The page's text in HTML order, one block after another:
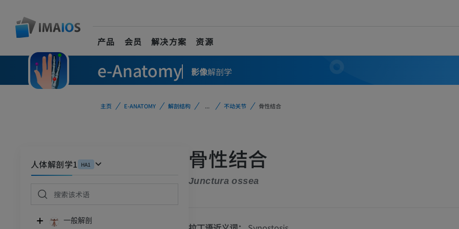
产品 会员 解决方案 资源
e-Anatomy 影像解剖学
主页 E-ANATOMY 解剖结构 ... 不动关节 骨性结合
人体解剖学1 HA1
一般解剖
骨性结合
Junctura ossea